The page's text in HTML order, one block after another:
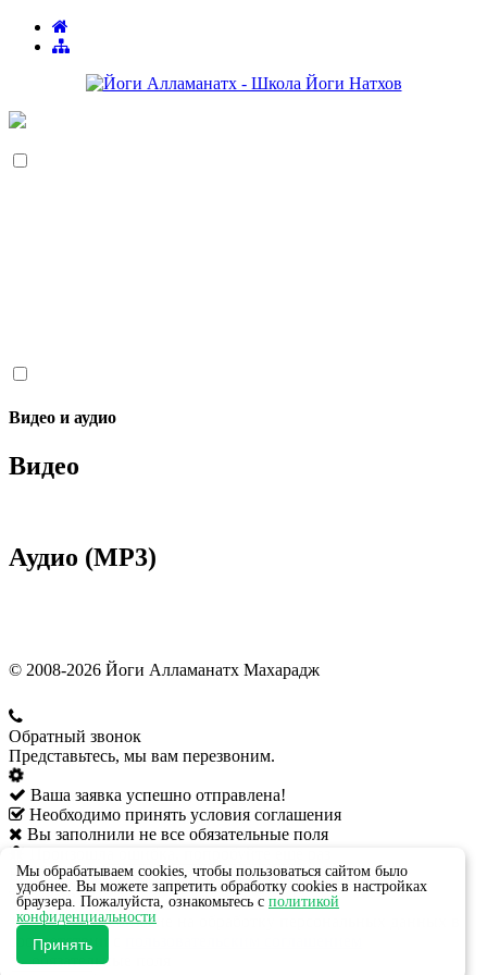
Видео и аудио
Видео
Аудио (MP3)
© 2008-2026 Йоги Алламанатх Махарадж
Обратный звонок
Представьтесь, мы вам перезвоним.
Ваша заявка успешно отправлена!
Необходимо принять условия соглашения
Вы заполнили не все обязательные поля
Ваше имя: *
Телефон: *
Даю своё согласие на обработку персональных данных в
соответствии с
* - обязательные поля
Мы обрабатываем cookies, чтобы пользоваться сайтом было
удобнее. Вы можете запретить обработку cookies в настройках
браузера. Пожалуйста, ознакомьтесь с политикой
конфиденциальности
Принять